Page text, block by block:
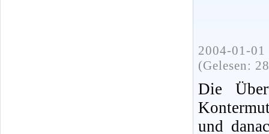
2004-01-
(Gelesen:
Die
und